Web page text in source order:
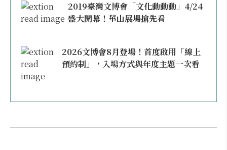
2019臺灣文博會「文化動動動」4/24
盛大開幕！華山展場搶先看
2026文博會8月登場！首度啟用「線上
預約制」，入場方式與年度主題一次看